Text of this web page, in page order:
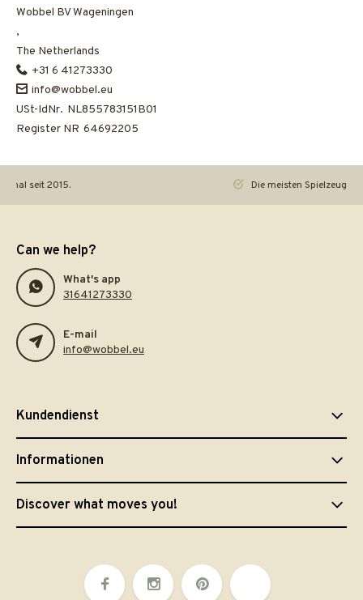
Wobbel BV Wageningen
,
The Netherlands
+31 6 41273330
info@wobbel.eu
USt-IdNr. NL855783151B01
Register NR 64692205
seit 2015. Die meisten Spielzeuge
Can we help?
What's app
31641273330
E-mail
info@wobbel.eu
Kundendienst
Informationen
Discover what moves you!